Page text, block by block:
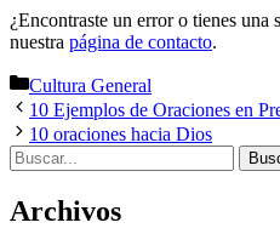
¿Encontraste un error o tienes una
nuestra página de contacto.
Categorías
Cultura General
10 Ejemplos de Oraciones en
10 oraciones hacia Dios
Buscar:
Archivos